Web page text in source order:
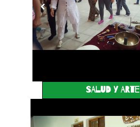
SALUD Y ARTE